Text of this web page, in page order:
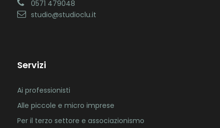
0571 479048
studio@studioclu.it
Servizi
Ai professionisti
Alle piccole e micro imprese
Per il terzo settore e associazionismo